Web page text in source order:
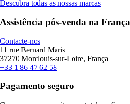
Descubra todas as nossas marcas
Assistência pós-venda na França
Contacte-nos
11 rue Bernard Maris
37270 Montlouis-sur-Loire, França
+33 1 86 47 62 58
Pagamento seguro